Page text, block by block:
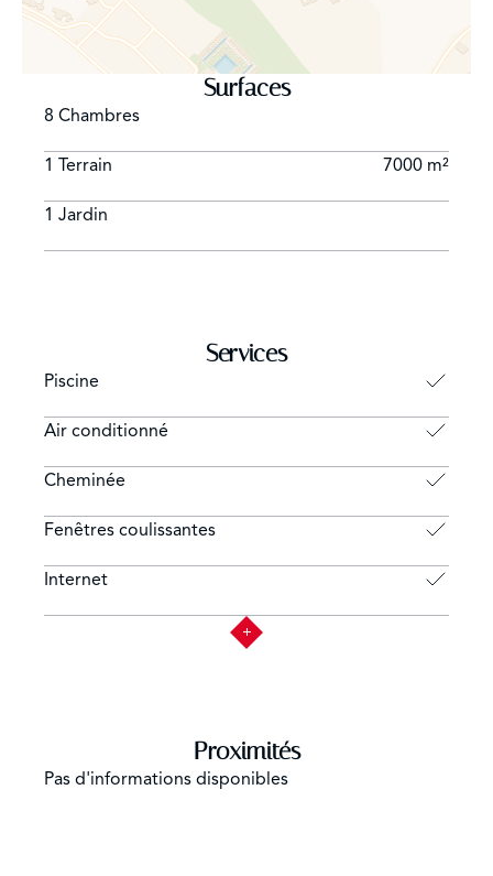
Surfaces
8 Chambres
1 Terrain 7000 m²
1 Jardin
Services
Piscine
Air conditionné
Cheminée
Fenêtres coulissantes
Internet
Proximités
Pas d'informations disponibles